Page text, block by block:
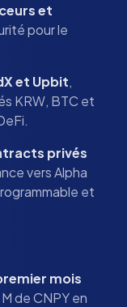
et
pour le
et Upbit,
KRW, BTC et
privés
vers Alpha
et
mois
de CNPY en